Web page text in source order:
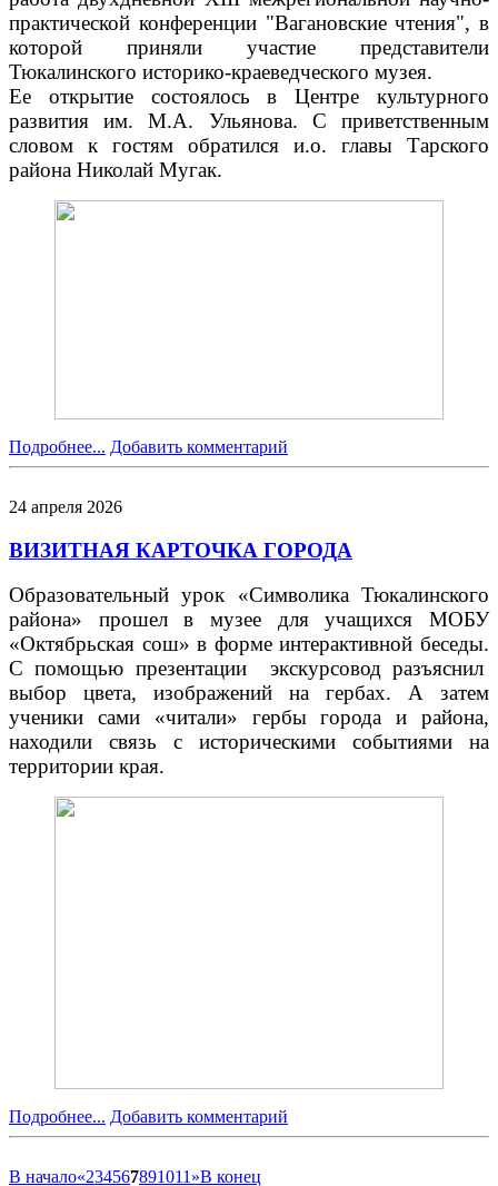
практической конференции "Вагановские чтения", в
которой приняли участие представители
Тюкалинского историко-краеведческого музея.
Ее открытие состоялось в Центре культурного
развития им. М.А. Ульянова. С приветственным
словом к гостям обратился и.о. главы Тарского
района Николай Мугак.
Подробнее... Добавить комментарий
24 апреля 2026
ВИЗИТНАЯ КАРТОЧКА ГОРОДА
Образовательный урок «Символика Тюкалинского
района» прошел в музее для учащихся МОБУ
«Октябрьская сош» в форме интерактивной беседы.
С помощью презентации экскурсовод разъяснил
выбор цвета, изображений на гербах. А затем
ученики сами «читали» гербы города и района,
находили связь с историческими событиями на
территории края.
Подробнее... Добавить комментарий
В начало«234567891011 »В конец